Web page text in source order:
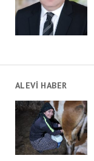
ALEVİ HABER